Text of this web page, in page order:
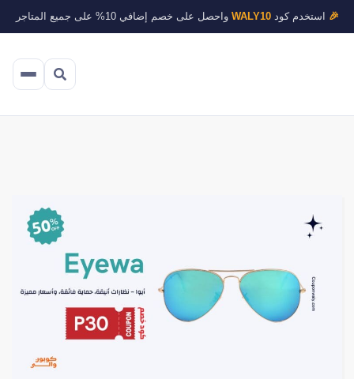
🎉 استخدم كودWALY10 واحصل على خصم إضافي 10% على جميع المتاجر